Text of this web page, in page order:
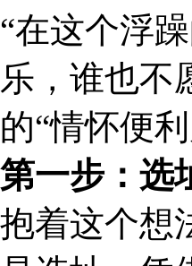
“在这个浮
乐，谁也不
的“情怀便
第一步：选
抱着这个想